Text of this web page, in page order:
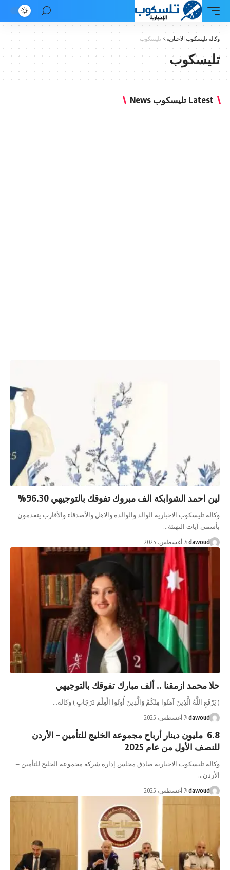
الاخبارية >تليسكوب
الشوابكة الف مبروك تفوقك بالتوجيهي 96.30%
الاخبارية الوالد والوالدة والاهل والأصدقاء والأقارب يتقدمون
التهنئة…
7 أغسطس، 2025
ازمقنا .. ألف مبارك تفوقك بالتوجيهي
الَّذِينَ آمَنُوا مِنْكُمْ وَالَّذِينَ أُوتُوا الْعِلْمَ دَرَجَاتٍ ) وكالة…
7 أغسطس، 2025
دينار أرباح مجموعة الخليج للتأمين – الأردن
من عام 2025
الاخبارية صادق مجلس إدارة شركة مجموعة الخليج للتأمين –
7 أغسطس، 2025